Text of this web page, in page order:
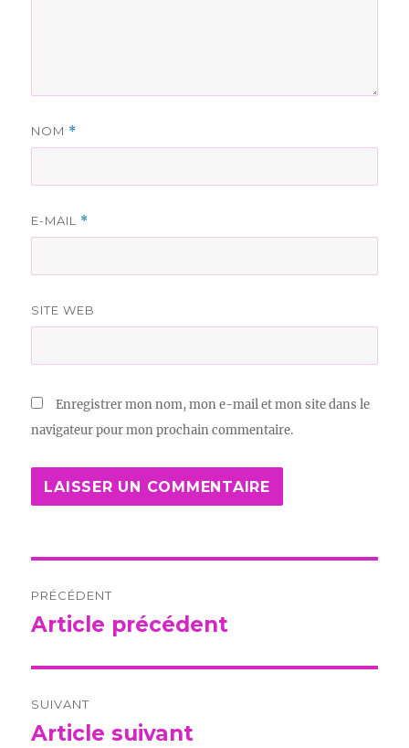
NOM *
E-MAIL *
SITE WEB
Enregistrer mon nom, mon e-mail et mon site dans le
navigateur pour mon prochain commentaire.
de
PRÉCÉDENT
Publication
Article précédent
SUIVANT
Publication
Article suivant